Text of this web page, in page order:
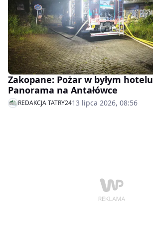
Zakopane: Pożar w byłym hotelu
Panorama na Antałówce
REDAKCJA TATRY2413 lipca 2026, 08:56